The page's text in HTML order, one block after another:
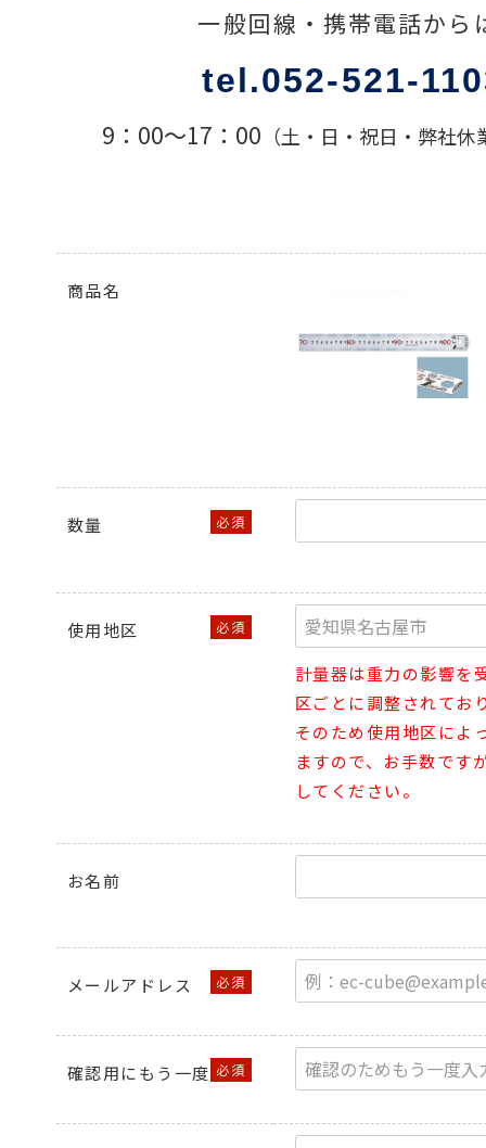
色々な計測器
レベル・勾配測定
オプション
一般回線・携帯電話から
tel.052-521-
9：00〜17：00 （土・日・祝日・弊社
商品名
数量
使用地区
計量器は重力の影響を
区ごとに調整されてお
そのため使用地区によ
ますので、お手数です
してください。
お名前
メールアドレス
確認用にもう一度